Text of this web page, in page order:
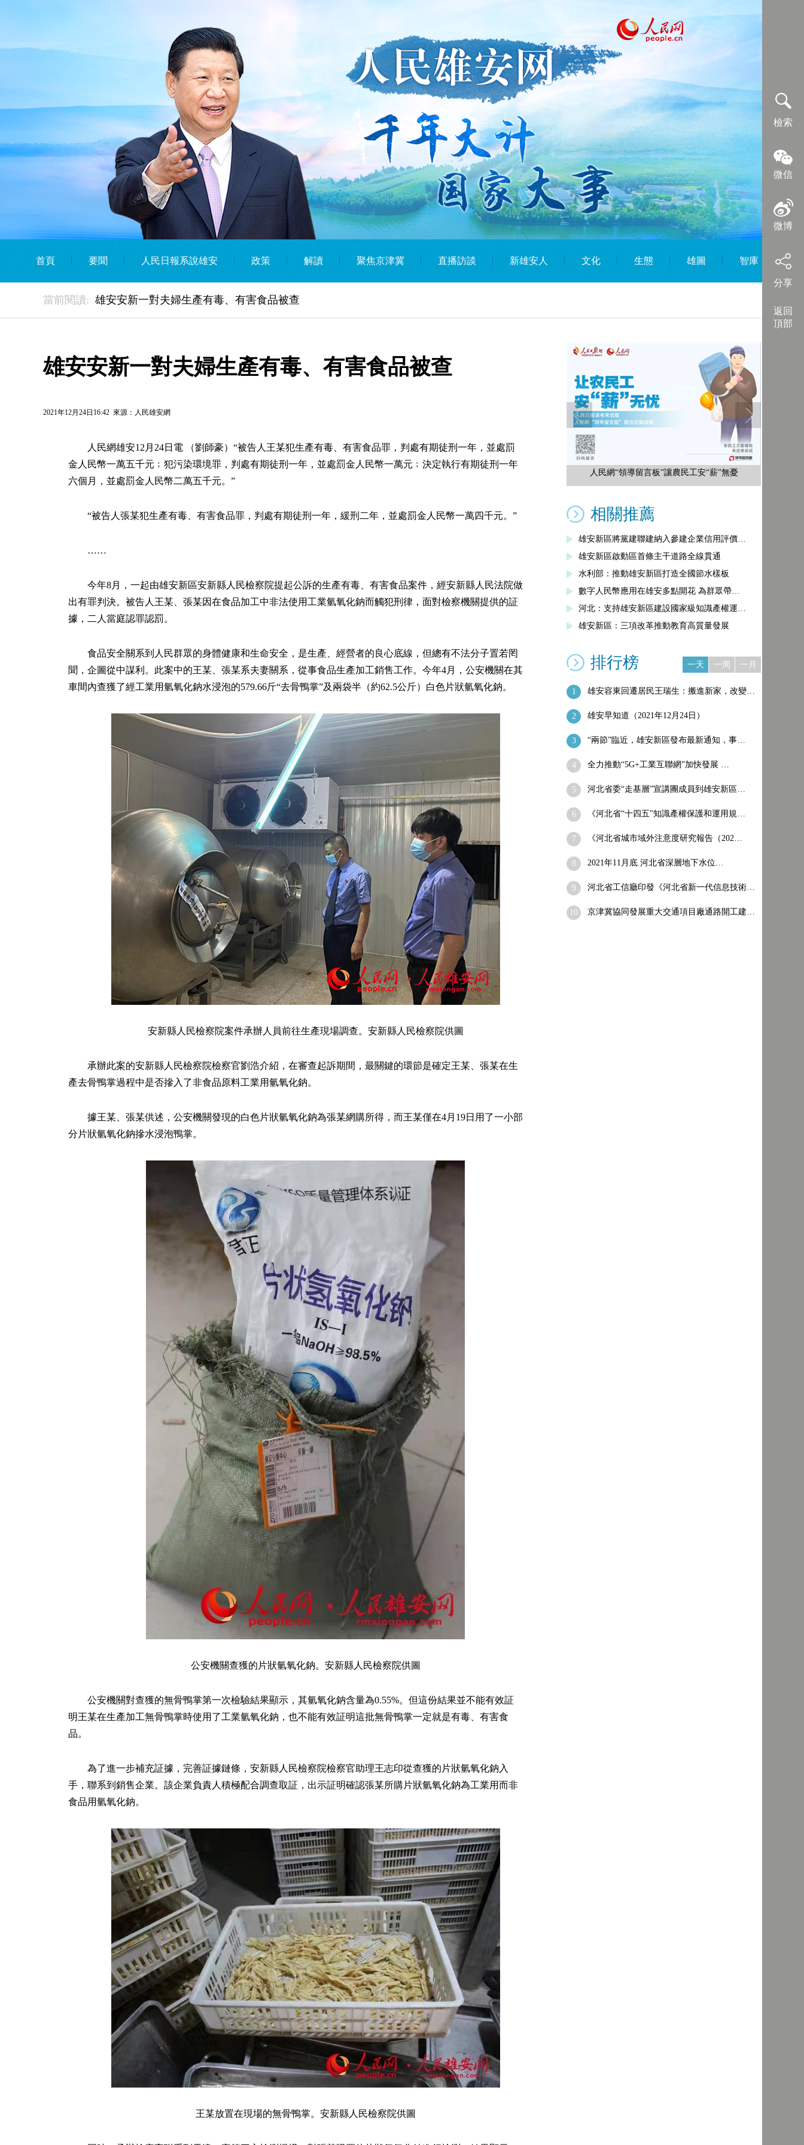
首頁 要聞 人民日報系說雄安 政策 解讀 聚焦京津冀 直播訪談 新雄安人 文化 生態 雄圖 智庫 ︱
當前閱讀: 雄安安新一對夫婦生產有毒、有害食品被查
雄安安新一對夫婦生產有毒、有害食品被查
2021年12月24日16:42 來源： 人民雄安網
人民網雄安12月24日電 （劉師豪）“被告人王某犯生產有毒、有害食品罪，判處有期徒刑一年，並處罰
金人民幣一萬五千元﹔犯污染環境罪，判處有期徒刑一年，並處罰金人民幣一萬元﹔決定執行有期徒刑一年
六個月，並處罰金人民幣二萬五千元。”
“被告人張某犯生產有毒、有害食品罪，判處有期徒刑一年，緩刑二年，並處罰金人民幣一萬四千元。”
……
今年8月，一起由雄安新區安新縣人民檢察院提起公訴的生產有毒、有害食品案件，經安新縣人民法院做
出有罪判決。被告人王某、張某因在食品加工中非法使用工業氫氧化鈉而觸犯刑律，面對檢察機關提供的証
據，二人當庭認罪認罰。
食品安全關系到人民群眾的身體健康和生命安全，是生產、經營者的良心底線，但總有不法分子置若罔
聞，企圖從中謀利。此案中的王某、張某系夫妻關系，從事食品生產加工銷售工作。今年4月，公安機關在其
車間內查獲了經工業用氫氧化鈉水浸泡的579.66斤“去骨鴨掌”及兩袋半（約62.5公斤）白色片狀氫氧化鈉。
安新縣人民檢察院案件承辦人員前往生產現場調查。安新縣人民檢察院供圖
承辦此案的安新縣人民檢察院檢察官劉浩介紹，在審查起訴期間，最關鍵的環節是確定王某、張某在生
產去骨鴨掌過程中是否摻入了非食品原料工業用氫氧化鈉。
據王某、張某供述，公安機關發現的白色片狀氫氧化鈉為張某網購所得，而王某僅在4月19日用了一小部
分片狀氫氧化鈉摻水浸泡鴨掌。
公安機關查獲的片狀氫氧化鈉。安新縣人民檢察院供圖
公安機關對查獲的無骨鴨掌第一次檢驗結果顯示，其氫氧化鈉含量為0.55%。但這份結果並不能有效証
明王某在生產加工無骨鴨掌時使用了工業氫氧化鈉，也不能有效証明這批無骨鴨掌一定就是有毒、有害食
品。
為了進一步補充証據，完善証據鏈條，安新縣人民檢察院檢察官助理王志印從查獲的片狀氫氧化鈉入
手，聯系到銷售企業。該企業負責人積極配合調查取証，出示証明確認張某所購片狀氫氧化鈉為工業用而非
食品用氫氧化鈉。
王某放置在現場的無骨鴨掌。安新縣人民檢察院供圖
人民網“領導留言板”讓農民工安“薪”無憂
相關推薦
雄安新區將黨建聯建納入參建企業信用評價…
雄安新區啟動區首條主干道路全線貫通
水利部：推動雄安新區打造全國節水樣板
數字人民幣應用在雄安多點開花 為群眾帶…
河北：支持雄安新區建設國家級知識產權運…
雄安新區：三項改革推動教育高質量發展
排行榜 一天 一周 一月
1 雄安容東回遷居民王瑞生：搬進新家，改變…
2 雄安早知道（2021年12月24日）
3 “兩節”臨近，雄安新區發布最新通知，事…
4 全力推動“5G+工業互聯網”加快發展 …
5 河北省委“走基層”宣講團成員到雄安新區…
6 《河北省“十四五”知識產權保護和運用規…
7 《河北省城市域外注意度研究報告（202…
8 2021年11月底 河北省深層地下水位…
9 河北省工信廳印發《河北省新一代信息技術…
10 京津冀協同發展重大交通項目廠通路開工建…
檢索
微信
微博
分享
返回
頂部